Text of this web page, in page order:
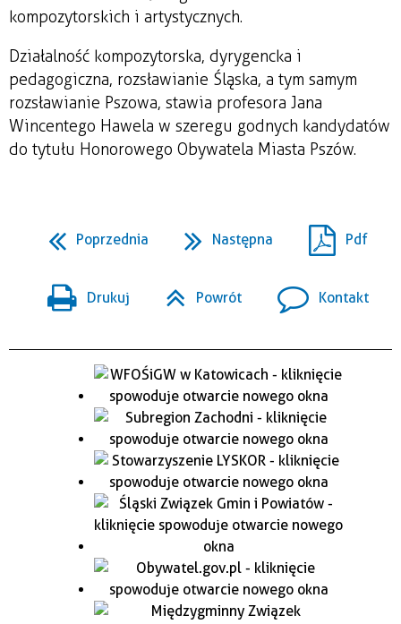
kompozytorskich i artystycznych.
Działalność kompozytorska, dyrygencka i
pedagogiczna, rozsławianie Śląska, a tym samym
rozsławianie Pszowa, stawia profesora Jana
Wincentego Hawela w szeregu godnych kandydatów
do tytułu Honorowego Obywatela Miasta Pszów.
Poprzednia Następna Pdf
Drukuj Powrót Kontakt